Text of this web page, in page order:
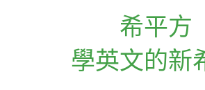
希平方
學英文的新